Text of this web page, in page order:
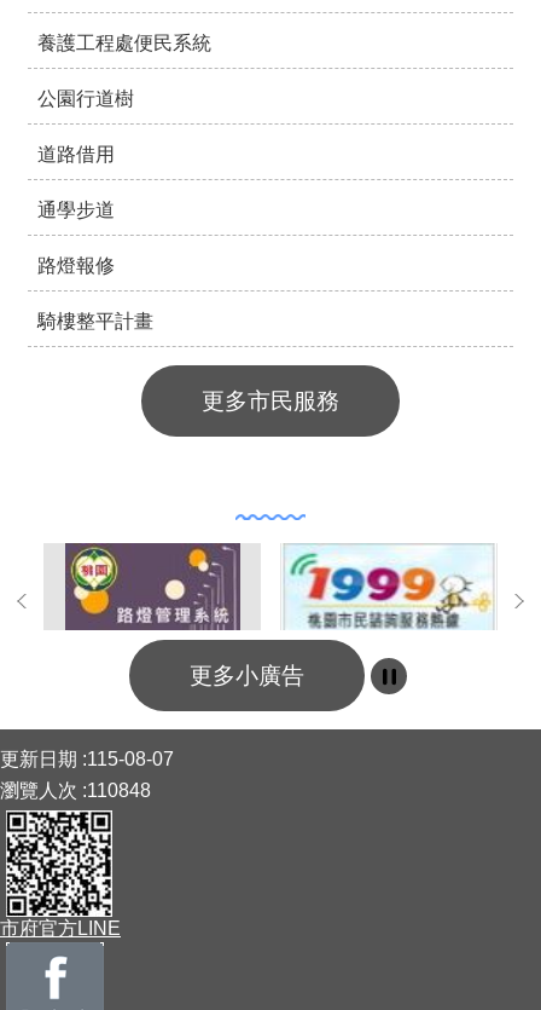
養護工程處便民系統
公園行道樹
道路借用
通學步道
路燈報修
騎樓整平計畫
更多市民服務
功能連結
更多小廣告
更新日期
115-08-07
瀏覽人次 110848
市府官方LINE